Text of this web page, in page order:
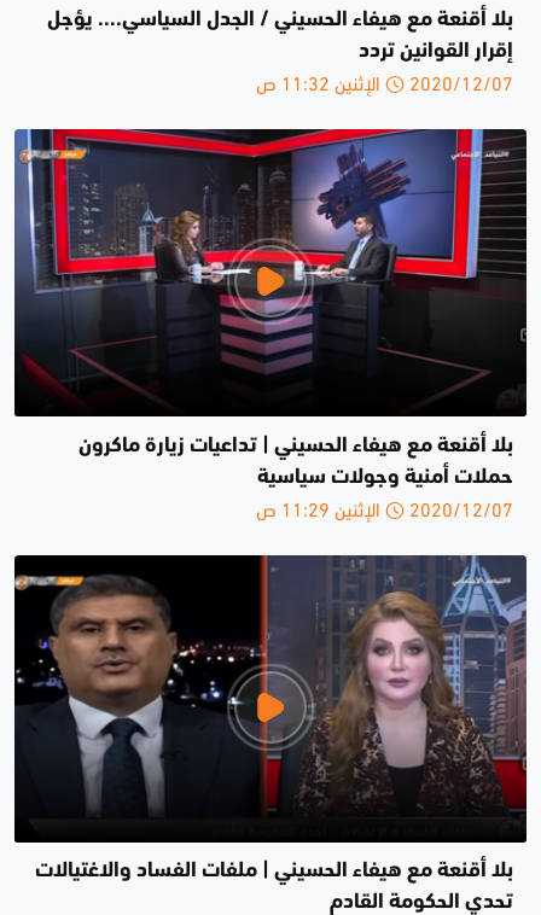
بلا أقنعة مع هيفاء الحسيني / الجدل السياسي.... يؤجل
إقرار القوانين ‎تردد
2020/12/07 الإثنين 11:32 ص
بلا أقنعة مع هيفاء الحسيني | تداعيات زيارة ماكرون
حملات أمنية وجولات سياسية
2020/12/07 الإثنين 11:29 ص
بلا أقنعة مع هيفاء الحسيني | ملفات الفساد والاغتيالات
تحدي الحكومة القادم